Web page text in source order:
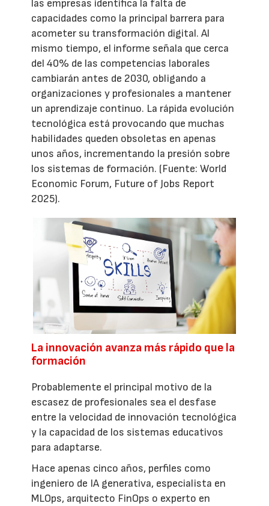
las empresas identifica la falta de
capacidades como la principal barrera para
acometer su transformación digital. Al
mismo tiempo, el informe señala que cerca
del 40% de las competencias laborales
cambiarán antes de 2030, obligando a
organizaciones y profesionales a mantener
un aprendizaje continuo. La rápida evolución
tecnológica está provocando que muchas
habilidades queden obsoletas en apenas
unos años, incrementando la presión sobre
los sistemas de formación. (Fuente: World
Economic Forum, Future of Jobs Report
2025).
La innovación avanza más rápido que la
formación
Probablemente el principal motivo de la
escasez de profesionales sea el desfase
entre la velocidad de innovación tecnológica
y la capacidad de los sistemas educativos
para adaptarse.
Hace apenas cinco años, perfiles como
ingeniero de IA generativa, especialista en
MLOps, arquitecto FinOps o experto en